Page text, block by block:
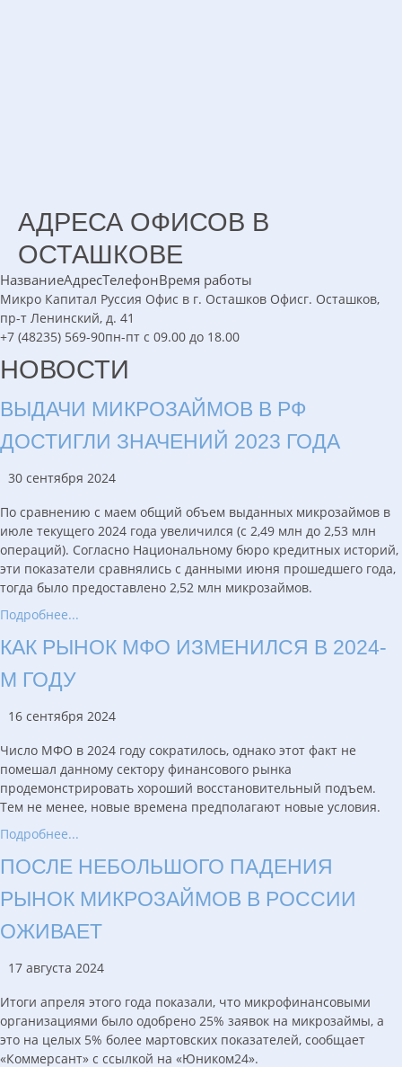
АДРЕСА ОФИСОВ В
ОСТАШКОВЕ
НазваниеАдресТелефонВремя работы
Микро Капитал Руссия Офис в г. Осташков Офисг. Осташков,
пр-т Ленинский, д. 41
+7 (48235) 569-90пн-пт с 09.00 до 18.00
НОВОСТИ
ВЫДАЧИ МИКРОЗАЙМОВ В РФ
ДОСТИГЛИ ЗНАЧЕНИЙ 2023 ГОДА
30 сентября 2024
По сравнению с маем общий объем выданных микрозаймов в
июле текущего 2024 года увеличился (с 2,49 млн до 2,53 млн
операций). Согласно Национальному бюро кредитных историй,
эти показатели сравнялись с данными июня прошедшего года,
тогда было предоставлено 2,52 млн микрозаймов.
Подробнее...
КАК РЫНОК МФО ИЗМЕНИЛСЯ В 2024-
М ГОДУ
16 сентября 2024
Число МФО в 2024 году сократилось, однако этот факт не
помешал данному сектору финансового рынка
продемонстрировать хороший восстановительный подъем.
Тем не менее, новые времена предполагают новые условия.
Подробнее...
ПОСЛЕ НЕБОЛЬШОГО ПАДЕНИЯ
РЫНОК МИКРОЗАЙМОВ В РОССИИ
ОЖИВАЕТ
17 августа 2024
Итоги апреля этого года показали, что микрофинансовыми
организациями было одобрено 25% заявок на микрозаймы, а
это на целых 5% более мартовских показателей, сообщает
«Коммерсант» с ссылкой на «Юником24».